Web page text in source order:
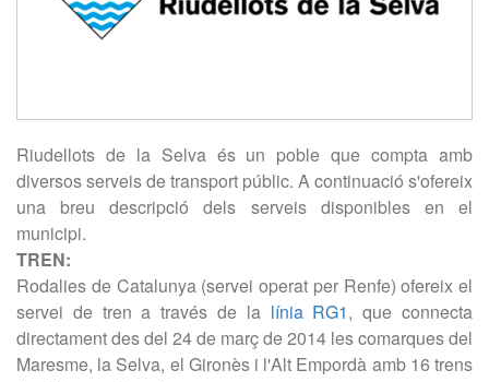
Riudellots de la Selva és un poble que compta amb
diversos serveis de transport públic. A continuació s'ofereix
una breu descripció dels serveis disponibles en el
municipi.
TREN:
Rodalies de Catalunya (servei operat per Renfe) ofereix el
servei de tren a través de la línia RG1, que connecta
directament des del 24 de març de 2014 les comarques del
Maresme, la Selva, el Gironès i l'Alt Empordà amb 16 trens